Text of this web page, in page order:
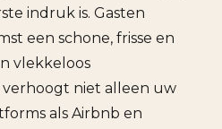
indruk is. Gasten
een schone, frisse en
vlekkeloos
niet alleen uw
als Airbnb en